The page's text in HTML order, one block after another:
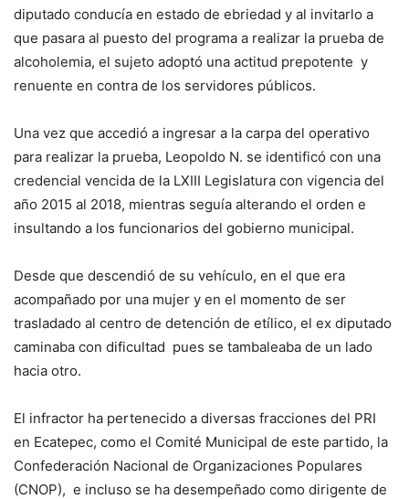
diputado conducía en estado de ebriedad y al invitarlo a
que pasara al puesto del programa a realizar la prueba de
alcoholemia, el sujeto adoptó una actitud prepotente y
renuente en contra de los servidores públicos.
Una vez que accedió a ingresar a la carpa del operativo
para realizar la prueba, Leopoldo N. se identificó con una
credencial vencida de la LXIII Legislatura con vigencia del
año 2015 al 2018, mientras seguía alterando el orden e
insultando a los funcionarios del gobierno municipal.
Desde que descendió de su vehículo, en el que era
acompañado por una mujer y en el momento de ser
trasladado al centro de detención de etílico, el ex diputado
caminaba con dificultad pues se tambaleaba de un lado
hacia otro.
El infractor ha pertenecido a diversas fracciones del PRI
en Ecatepec, como el Comité Municipal de este partido, la
Confederación Nacional de Organizaciones Populares
(CNOP), e incluso se ha desempeñado como dirigente de